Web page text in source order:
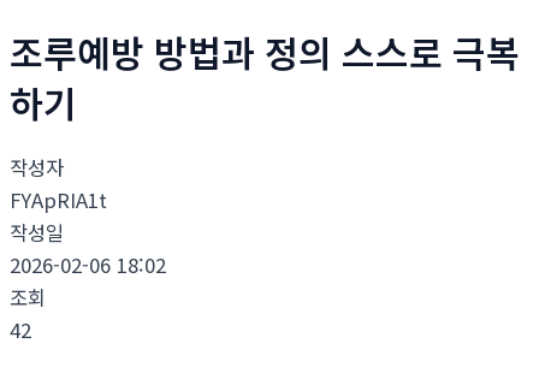
조루예방 방법과 정의 스스로 극복
하기
작성자
FYApRIA1t
작성일
2026-02-06 18:02
조회
42